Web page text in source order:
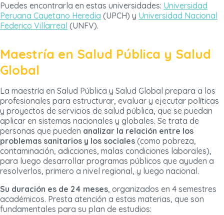
Puedes encontrarla en estas universidades: Universidad
Peruana Cayetano Heredia (UPCH) y Universidad Nacional
Federico Villarreal (UNFV).
Maestría en Salud Pública y Salud
Global
La maestría en Salud Pública y Salud Global prepara a los
profesionales para estructurar, evaluar y ejecutar políticas
y proyectos de servicios de salud pública, que se puedan
aplicar en sistemas nacionales y globales. Se trata de
personas que pueden analizar la relación entre los
problemas sanitarios y los sociales (como pobreza,
contaminación, adicciones, malas condiciones laborales),
para luego desarrollar programas públicos que ayuden a
resolverlos, primero a nivel regional, y luego nacional.
Su duración es de 24 meses, organizados en 4 semestres
académicos. Presta atención a estas materias, que son
fundamentales para su plan de estudios: